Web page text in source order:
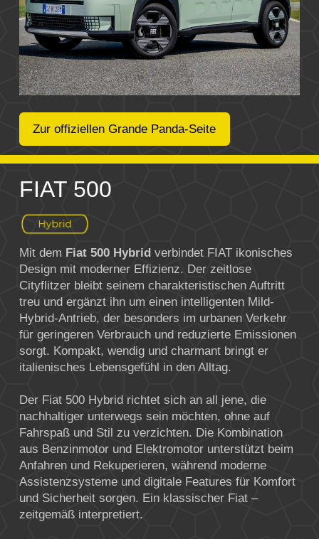
Zur offiziellen Grande Panda-Seite
FIAT 500
Mit dem Fiat 500 Hybrid verbindet FIATikonisches
Design mit moderner Effizienz. Der zeitlose
Cityflitzer bleibt seinem charakteristischen Auftritt
treu und ergänzt ihn um einen intelligenten Mild-
Hybrid-Antrieb, der besonders im urbanen Verkehr
für geringeren Verbrauch und reduzierte Emissionen
sorgt. Kompakt, wendig und charmant bringt er
italienisches Lebensgefühl in den Alltag.
Der Fiat 500 Hybrid richtet sich an all jene, die
nachhaltiger unterwegs sein möchten, ohne auf
Fahrspaß und Stil zu verzichten. Die Kombination
aus Benzinmotor und Elektromotor unterstützt beim
Anfahren und Rekuperieren, während moderne
Assistenzsysteme und digitale Features für Komfort
und Sicherheit sorgen. Ein klassischer Fiat –
zeitgemäß interpretiert.